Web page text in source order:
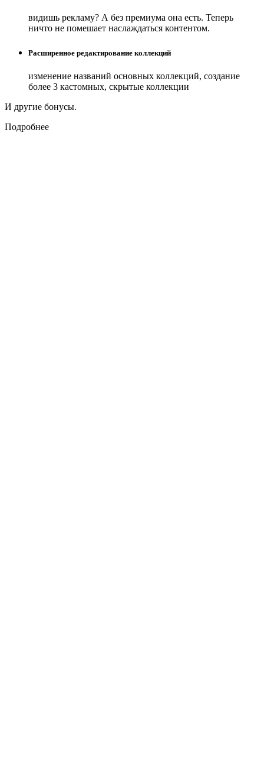
видишь рекламу? А без премиума она есть. Теперь
ничто не помешает наслаждаться контентом.
Расширенное редактирование коллекций
изменение названий основных коллекций, создание
более 3 кастомных, скрытые коллекции
И другие бонусы.
Подробнее